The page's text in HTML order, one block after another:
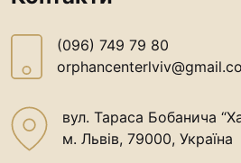
(096) 749 79 80
вул. Тараса Бобанича
м. Львів, 79000, Україна